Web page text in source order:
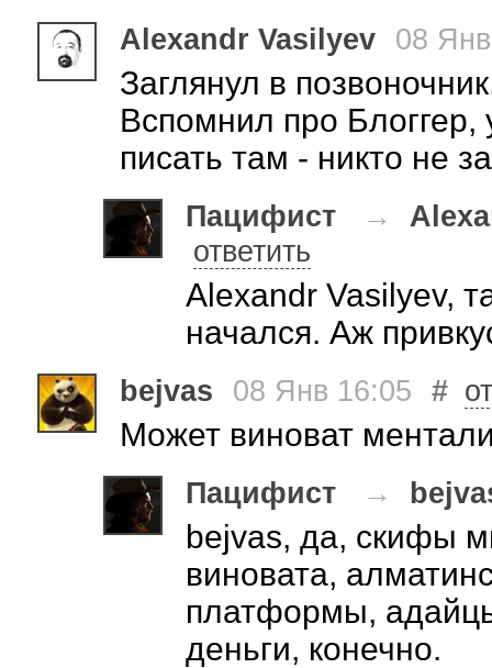
Alexandr Vasilyev 08
Заглянул в
Вспомнил про
писать там - никто не
Пацифист →
ответить
Alexandr Vasilyev,
начался. Аж
bejvas 08 Янв 16:05 #
Может виноват
Пацифист →
bejvas, да, скифы
виновата,
платформы,
деньги, конечно.